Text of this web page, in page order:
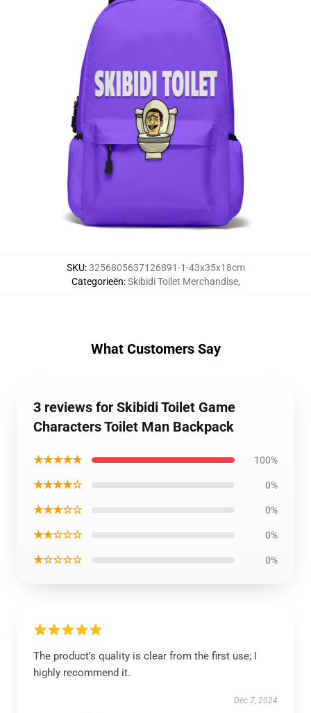
SKU:3256805637126891-1-43x35x18cm
Categorieën:Skibidi Toilet Merchandise,
What Customers Say
3 reviews for Skibidi Toilet Game
Characters Toilet Man Backpack
★★★★★ 100%
★★★★☆ 0%
★★★☆☆ 0%
★★☆☆☆ 0%
★☆☆☆☆ 0%
The product’s quality is clear from the first use; I
highly recommend it.
Dec 7, 2024